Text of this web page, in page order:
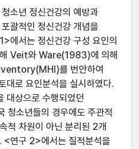
소년 정신건강의 예방과
괄적인 정신건강 개념을
에서는 정신건강 구성 요인의
해 Veit와 Ware(1983)에 의해
를 번안하여
대로 요인분석을 실시하였다.
대상으로 수행되었던
청소년들의 경우에도 주관적
적 차원이 아닌 분리된 2개
<연구 2>에서는 질적분석을